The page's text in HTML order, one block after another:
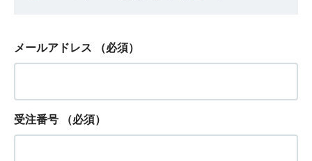
メールアドレス （必須）
受注番号 （必須）